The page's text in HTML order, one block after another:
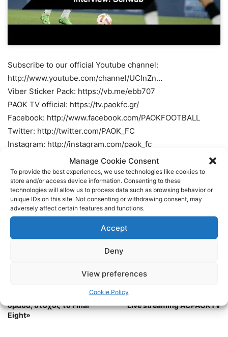
Manage Cookie Consent
To provide the best experiences, we use technologies like cookies to
store and/or access device information. Consenting to these
technologies will allow us to process data such as browsing behavior or
unique IDs on this site. Not consenting or withdrawing consent, may
adversely affect certain features and functions.
Accept
Deny
View preferences
Cookie Policy
Subscribe to our official Youtube channel:
http://www.youtube.com/channel/UCInZn…
Viber Sticker Pack: https://vb.me/ebb707
PAOK TV official: https://tv.paokfc.gr/
Facebook: http://www.facebook.com/PAOKFOOTBALL
Twitter: http://twitter.com/PAOK_FC
Instagram: http://instagram.com/paok_fc
TAGS FOOTBALL ΠΑΟΚ ΠΟΔΟΣΦΑΙΡΟ
LIBERO 107,4 | ΠΑΟΚ |
ομάδα, στόχος το Final
Eight»
ΠΑΟΚ DOMUS ERGO – ΝΟ
ΥΔΑΤΟΣΦΑΙΡΙΣΗ ΑΝΔΡΩΝ |
Live streaming ACPAOKTV